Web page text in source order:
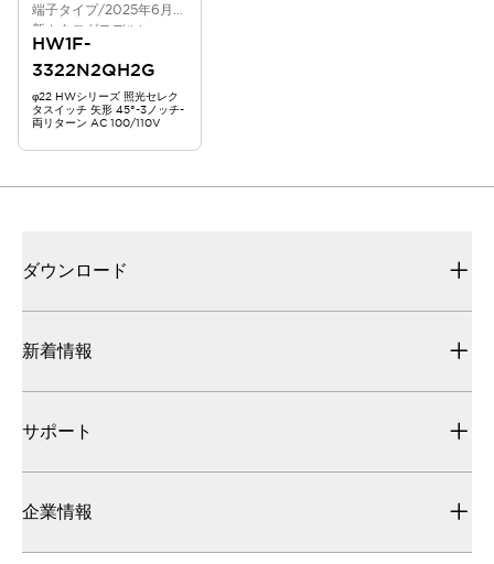
端子タイプ/2025年6月版
新カタログモデル）
HW1F-
3322N2QH2G
φ22 HWシリーズ 照光セレク
タスイッチ 矢形 45°-3ノッチ-
両リターン AC 100/110V
ダウンロード
新着情報
サポート
企業情報